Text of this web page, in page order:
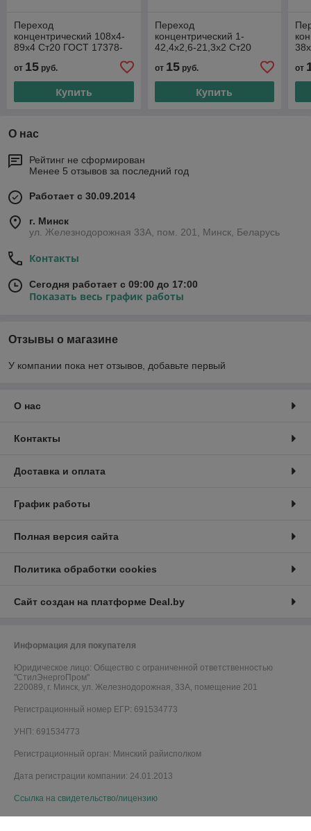
Переход
концентрический 108х4-
89x4 Ст20 ГОСТ 17378-
от 15 руб.
Купить
Переход
концентрический 1-
42,4х2,6-21,3х2 Ст20
от 15руб.
Купить
от
О нас
Рейтинг не сформирован
Менее 5 отзывов за последний год
Работает с 30.09.2014
г. Минск
ул. Железнодорожная 33А, пом. 201, Минск, Беларусь
Контакты
Сегодня работает с 09:00 до 17:00
Показать весь график работы
Отзывы о магазине
У компании пока нет отзывов, добавьте первый
О нас
Контакты
Доставка и оплата
График работы
Полная версия сайта
Политика обработки cookies
Сайт создан на платформе Deal.by
Информация для покупателя
Юридическое лицо: Общество с ограниченной ответственностью
"СтилЭнергоПром"
220089, г. Минск, ул. Железнодорожная, 33А, помещение 201
Регистрационный номер ЕГР: 691534773
УНП: 691534773
Регистрационный орган: Минский райисполком
Дата регистрации компании: 24.01.2013
Ссылка на свидетельство/лицензию